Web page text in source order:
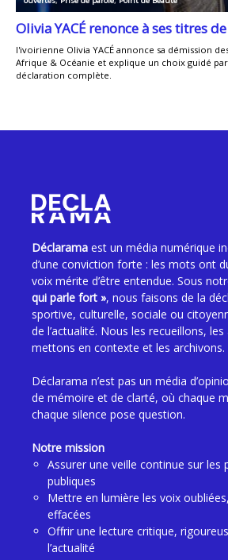
Déclarama est un média numérique
d’une conviction forte : les mots ont
voix mérite d’être entendue. Sous
qui parle fort », nous faisons de la
sportive, culturelle, sociale ou
de l’actualité. Nous les recueillons,
mettons en contexte et les archivons.
Déclarama n’est pas un média
de mémoire et de clarté, où chaque
chaque silence pose question.
Notre mission
Assurer une veille continue sur les
publiques
Mettre en lumière les voix
effacées
Offrir une lecture critique,
l’actualité